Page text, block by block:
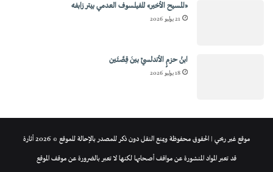
«المسيح الأخير» للفيلسوف العدمي بيتر زابفه
21 يوليو 2026
ابنُ حزمٍ الأندلسيِّ بينَ قِصَّتَين
18 يوليو 2026
موقع غير ربحي | الحقوق محفوظة ويمنع النقل دون ذكر للمصدر بالإحالة للموقع © 2026 أثارة
قد تعبر المواد المنشورة عن مواقف أصحابها لكنها لا تعبر بالضرورة عن موقف الموقع